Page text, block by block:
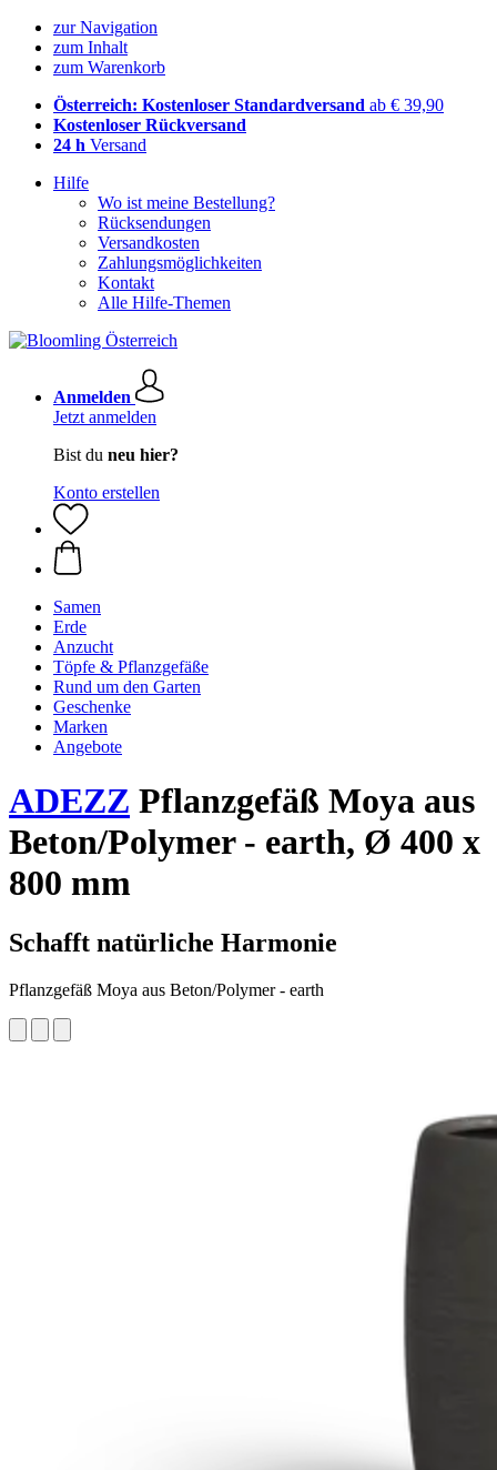
zur Navigation
zum Inhalt
zum Warenkorb
Österreich: Kostenloser Standardversand ab € 39,90
Kostenloser Rückversand
24 h Versand
Hilfe
Wo ist meine Bestellung?
Rücksendungen
Versandkosten
Zahlungsmöglichkeiten
Kontakt
Alle Hilfe-Themen
Anmelden
Jetzt anmelden
Bist du neu hier?
Konto erstellen
Samen
Erde
Anzucht
Töpfe & Pflanzgefäße
Rund um den Garten
Geschenke
Marken
Angebote
ADEZZ Pflanzgefäß Moya aus
Beton/Polymer - earth, Ø 400 x
800 mm
Schafft natürliche Harmonie
Pflanzgefäß Moya aus Beton/Polymer - earth